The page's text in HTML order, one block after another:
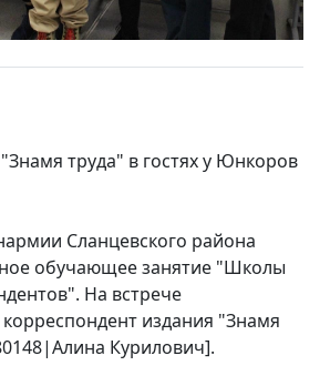
труда" в гостях у Юнкоров
Сланцевского района
обучающее занятие "Школы
На встрече
корреспондент издания "Знамя
Курилович].